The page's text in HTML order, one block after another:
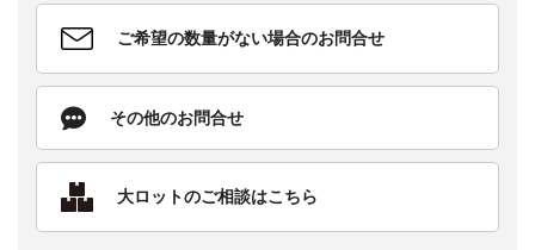
ご希望の数量がない場合のお問合せ
その他のお問合せ
大ロットのご相談はこちら